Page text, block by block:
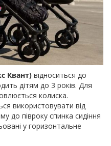
Квант) відноситься до
дітям до 3 років. Для
колиска.
використовувати від
до півроку спинка сидіння
у горизонтальне